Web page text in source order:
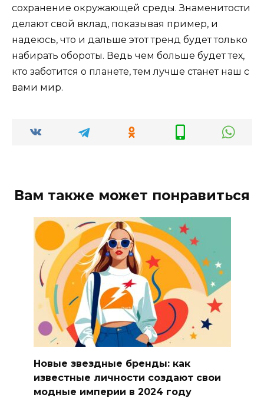
сохранение окружающей среды. Знаменитости
делают свой вклад, показывая пример, и
надеюсь, что и дальше этот тренд будет только
набирать обороты. Ведь чем больше будет тех,
кто заботится о планете, тем лучше станет наш с
вами мир.
Вам также может понравиться
Новые звездные бренды: как
известные личности создают свои
модные империи в 2024 году